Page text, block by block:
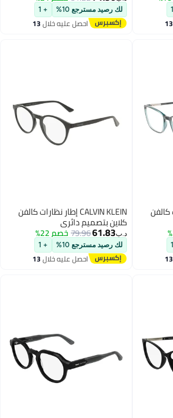
لك رصيد مسترجع 10% + 1
احصل عليه خلال13
اغسطس
CALVIN KLEIN إطار نظارات كالفن
كلاين بتصميم دائري
د.ب‏ 79.96خصم 22%
لك رصيد مسترجع 10% + 1
احصل عليه خلال13
اغسطس